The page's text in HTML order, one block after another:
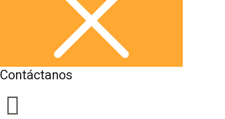
Contáctanos